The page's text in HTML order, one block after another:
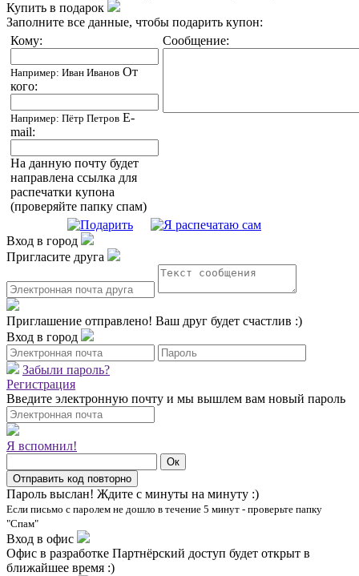
Купить в подарок
Заполните все данные, чтобы подарить купон:
Кому:
Например: Иван Иванов От
кого:
Например: Пётр Петров E-
mail:
На данную почту будет
направлена ссылка для
распечатки купона
(проверяйте папку спам)
Сообщение:
Вход в город
Пригласите друга
Приглашение отправлено! Ваш друг будет счастлив :)
Вход в город
Забыли пароль?
Регистрация
Введите электронную почту и мы вышлем вам новый пароль
Я вспомнил!
Пароль выслан! Ждите с минуты на минуту :)
Если письмо с паролем не дошло в течение 5 минут - проверьте папку
"Спам"
Вход в офис
Офис в разработке Партнёрский доступ будет открыт в
ближайшее время :)